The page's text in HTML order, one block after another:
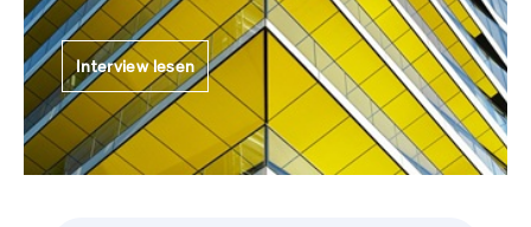
Interview lesen